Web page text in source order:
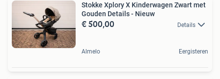
Stokke Xplory X Kinderwagen Zwart met
Gouden Details - Nieuw
€ 500,00 Details
Almelo Eergisteren